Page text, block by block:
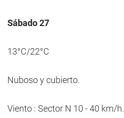
Sábado 27
13°C/22°C
Nuboso y cubierto.
Viento : Sector N 10 - 40 km/h.